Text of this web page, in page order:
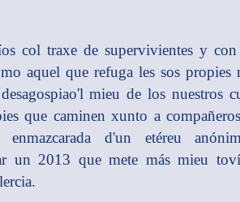
col traxe de supervivientes y
aquel que refuga les sos propies
mieu de los nuestros
que caminen xunto a
d'un etéreu
un 2013 que mete más mieu